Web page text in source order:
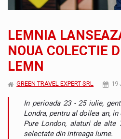
LEMNIA
NOUA COLECTIE
LEMN
GREEN TRAVEL EXPERT SRL 19
In perioada 23 - 25 iulie,
Londra, pentru al doilea an,
Pure London, alaturi de alte
selectate din intreaga lume.